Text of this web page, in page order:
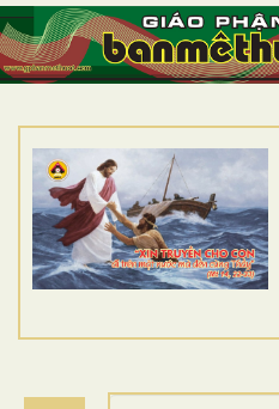
TRANG NHẤT
GIỚI THIỆU
DÒNG TU
BAN MỤC VỤ
ĐOÀN THỂ CG